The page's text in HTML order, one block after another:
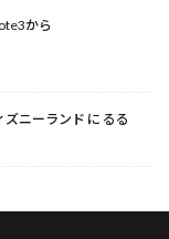
から
ニーランド に るる